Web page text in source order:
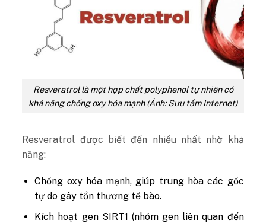
Resveratrol là một hợp chất polyphenol tự nhiên có
khả năng chống oxy hóa mạnh (Ảnh: Sưu tầm Internet)
Resveratrol được biết đến nhiều nhất nhờ khả
năng:
Chống oxy hóa mạnh, giúp trung hòa các gốc
tự do gây tổn thương tế bào.
Kích hoạt gen SIRT1 (nhóm gen liên quan đến